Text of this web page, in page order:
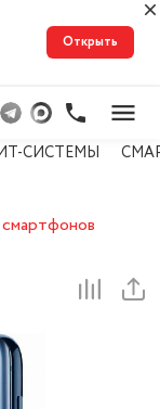
Открыть
СИСТЕМЫ